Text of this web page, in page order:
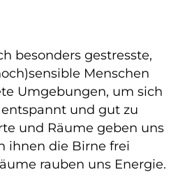
besonders gestresste,
Menschen
Umgebungen, um sich
und gut zu
und Räume geben uns
ihnen die Birne frei
rauben uns Energie.